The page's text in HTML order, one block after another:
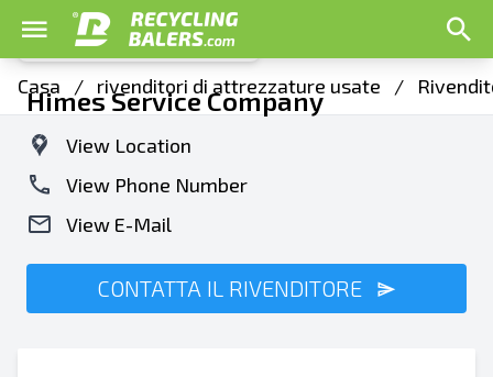
Casa / rivenditori di attrezzature usate /
Himes Service Company
View Location
View Phone Number
View E-Mail
CONTATTA IL RIVENDITORE